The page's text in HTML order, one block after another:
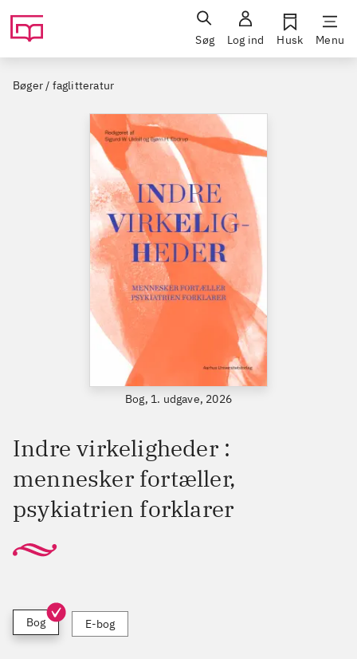
Søg Log ind Husk Menu
Bøger / faglitteratur
Bog, 1. udgave, 2026
Indre virkeligheder :
mennesker fortæller,
psykiatrien forklarer
Bog E-bog